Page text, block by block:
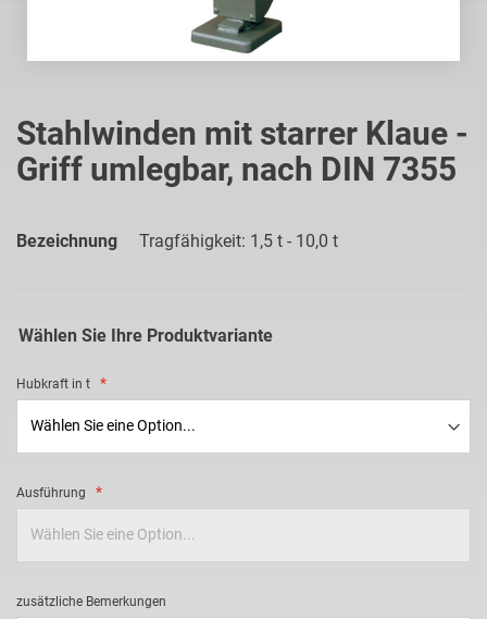
Stahlwinden mit starrer Klaue -
Griff umlegbar, nach DIN 7355
Bezeichnung Tragfähigkeit: 1,5 t - 10,0 t
Wählen Sie Ihre Produktvariante
Hubkraft in t
Ausführung
zusätzliche Bemerkungen
Anfang
der
Bildgalerie